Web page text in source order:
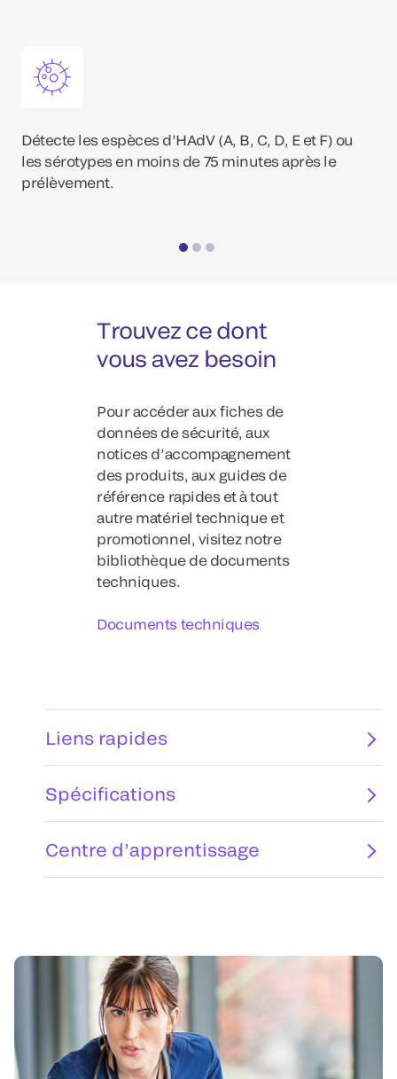
Détecte les espèces d’HAdV (A, B, C, D, E et F) ou
les sérotypes en moins de 75 minutes après le
prélèvement.
Trouvez ce dont
vous avez besoin
Pour accéder aux fiches de
données de sécurité, aux
notices d’accompagnement
des produits, aux guides de
référence rapides et à tout
autre matériel technique et
promotionnel, visitez notre
bibliothèque de documents
techniques.
Documents techniques
Liens rapides
Spécifications
Centre d’apprentissage